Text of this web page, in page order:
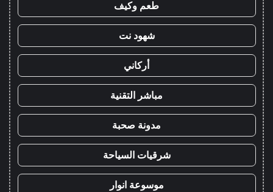
طعم وكيف
شهود نت
أركاني
مباشر التقنية
مدونة صحبة
شرقيات السياحة
موسوعة انوار